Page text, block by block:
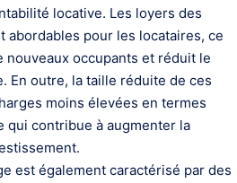
locative. Les loyers des
abordables pour les locataires, ce
occupants et réduit le
En outre, la taille réduite de ces
moins élevées en termes
qui contribue à augmenter la
est également caractérisé par des